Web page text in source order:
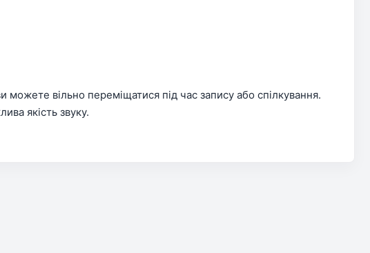
вільно переміщатися під час запису або спілкування.
якість звуку.